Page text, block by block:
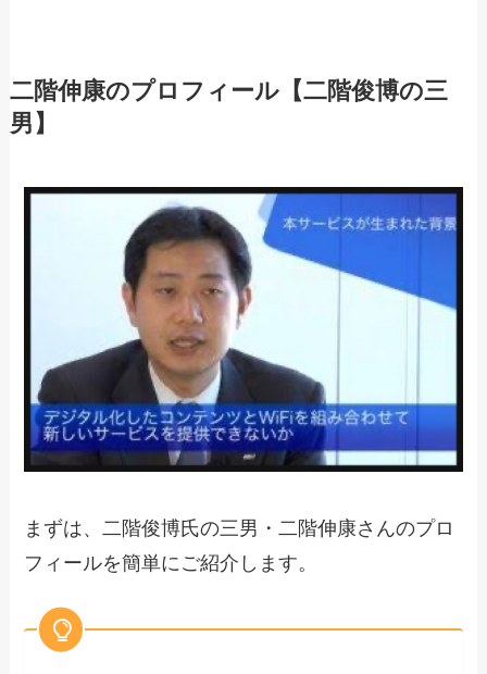
二階伸康のプロフィール【二階俊博の三
男】
まずは、二階俊博氏の三男・二階伸康さんのプロ
フィールを簡単にご紹介します。